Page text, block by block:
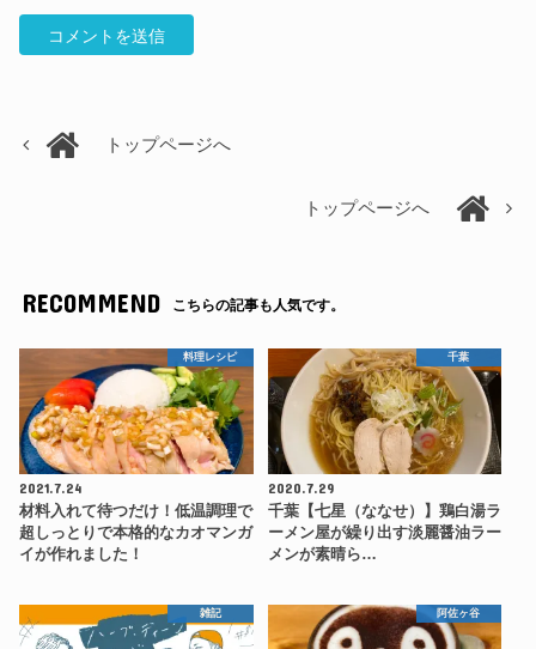
トップページへ
トップページへ
RECOMMEND こちらの記事も人気です。
料理レシピ
2021.7.24
材料入れて待つだけ！低温調理で
超しっとりで本格的なカオマンガ
イが作れました！
千葉
2020.7.29
千葉【七星（ななせ）】鶏白湯ラ
ーメン屋が繰り出す淡麗醤油ラー
メンが素晴ら…
雑記 阿佐ヶ谷